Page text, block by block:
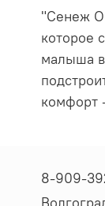
"Сенеж
которое
малыша
комфорт
8-909-